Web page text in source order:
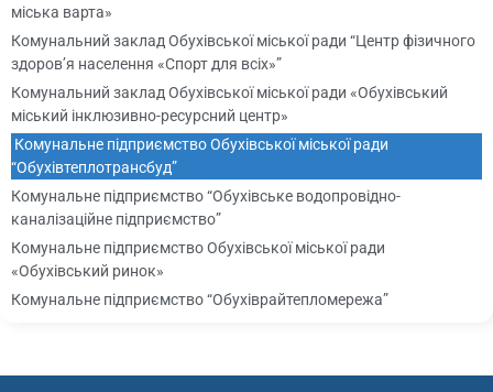
міська варта»
Комунальний заклад Обухівської міської ради “Центр фізичного
здоров’я населення «Спорт для всіх»”
Комунальний заклад Обухівської міської ради «Обухівський
міський інклюзивно-ресурсний центр»
Комунальне підприємство Обухівської міської ради
“Обухівтеплотрансбуд”
Комунальне підприємство “Обухівське водопровідно-
каналізаційне підприємство”
Комунальне підприємство Обухівської міської ради
«Обухівський ринок»
Комунальне підприємство “Обухіврайтепломережа”